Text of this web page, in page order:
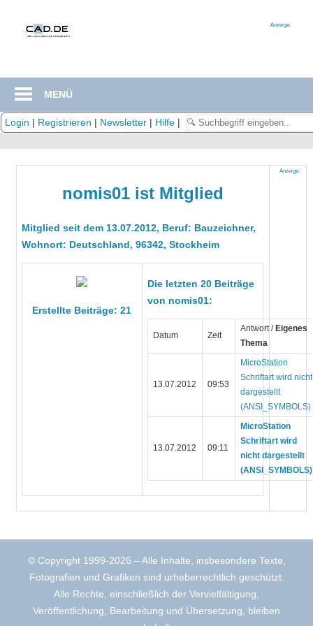
Anzeige:
MENÜ
Login | Registrieren | Newsletter | Hilfe |
nomis01 ist Mitglied
Mitglied seit dem 13.07.2012, Beruf: Bauzeichner,
Wohnort: Deutschland, 96342, Stockheim
Erstellte Beiträge: 21
Die letzten 20 Beiträge
von nomis01:
Datum Zeit
Antwort /Eigenes
Thema
13.07.2012 09:53
MicroStation
Schriftart wird nicht
dargestellt
(ANSI_SYMBOLS)
13.07.2012 09:11
MicroStation
Schriftart wird
nicht dargestellt
(ANSI_SYMBOLS)
Anzeige:
© Copyright 1999-2026 – Alle Inhalte, insbesondere Texte,
Fotografien und Grafiken sind urheberrechtlich geschützt.
Alle Rechte, einschließlich der Vervielfältigung,
Veröffentlichung, Bearbeitung und Übersetzung, bleiben